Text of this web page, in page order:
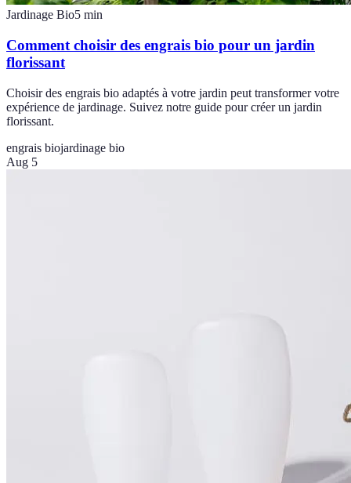
Jardinage Bio5 min
Comment choisir des engrais bio pour un jardin
florissant
Choisir des engrais bio adaptés à votre jardin peut transformer votre
expérience de jardinage. Suivez notre guide pour créer un jardin
florissant.
engrais biojardinage bio
Aug 5